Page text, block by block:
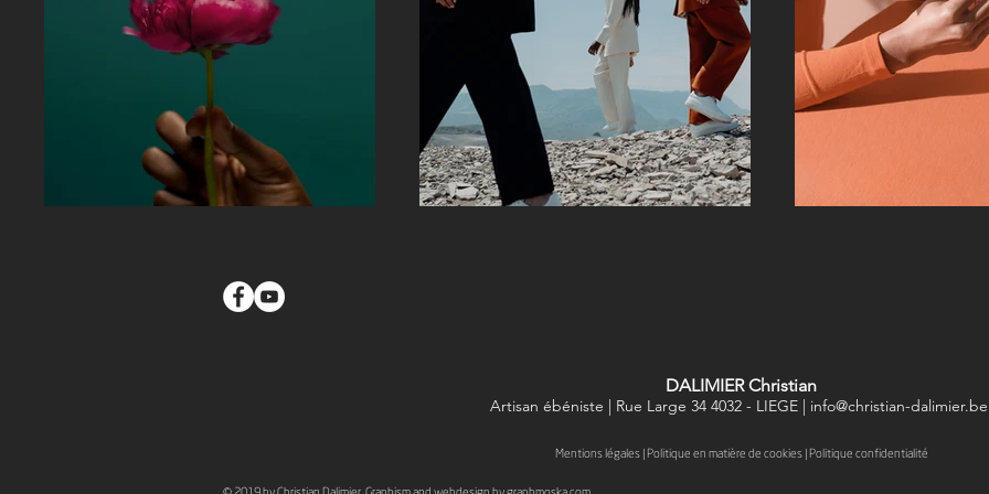
DALIMIER Christian
Artisan ébéniste | Rue Large 34 4032 - LIEGE | info@christian-
Mentions légales|Politique en matière de cookies|Politique confidentialité